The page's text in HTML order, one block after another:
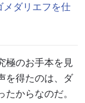
メダリエフを仕
極のお手本を見
を得たのは、ダ
からなのだ。